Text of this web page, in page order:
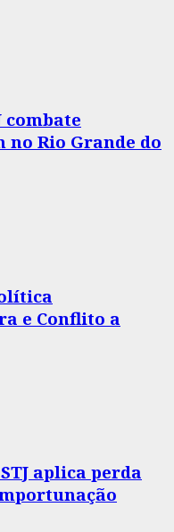
combate
no Rio Grande do
e Conflito a
aplica perda